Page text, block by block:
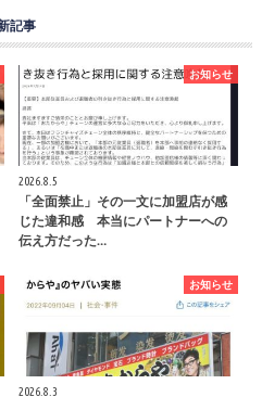
記事
お知らせ
2026.8.5
「全面禁止」その一文に加盟店が感
じた違和感 本当にパートナーへの
伝え方だった…
お知らせ
2026.8.3